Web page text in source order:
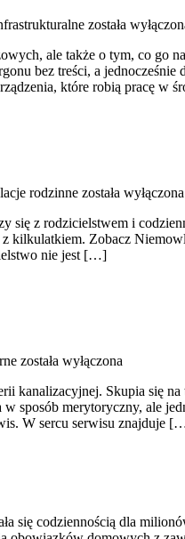
została
ale także o tym, co go
bez treści, a
które robią pracę
rodzinne została wyłączona
się z rodzicielstwem i
kilkulatkiem. Zobacz
nie jest […]
została wyłączona
kanalizacyjnej. Skupia się
sposób merytoryczny, ale
W sercu serwisu znajduje
się codziennością dla